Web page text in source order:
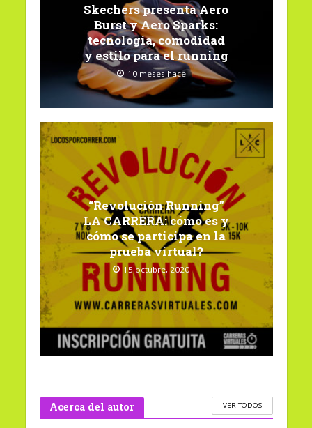
Skechers presenta Aero
Burst y Aero Sparks:
tecnología, comodidad
y estilo para el running
10 meses hace
“Revolución Running”
LA CARRERA: cómo es y
cómo se participa en la
prueba virtual?
15 octubre, 2020
Acerca del autor VER TODOS